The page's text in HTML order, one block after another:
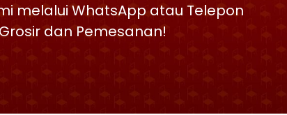
melalui WhatsApp atau Telepon
dan Pemesanan!